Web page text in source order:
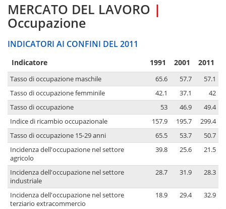
MERCATO DEL LAVORO |
Occupazione
INDICATORI AI CONFINI DEL 2011
Indicatore 1991 2001 2011
Tasso di occupazione maschile 65.6 57.7
57.1
Tasso di occupazione femminile
42.1 37.1
42
Tasso di occupazione
53 46.9
49.4
Indice di ricambio occupazionale
157.9 195.7
299.4
Tasso di occupazione 15-29 anni
65.5 53.7
50.7
Incidenza dell'occupazione nel settore
agricolo
39.8 25.6 21.5
Incidenza dell'occupazione nel settore
industriale
28.7 31.9 28.3
Incidenza dell'occupazione nel settore
terziario extracommercio
18.9 29.4 32.9